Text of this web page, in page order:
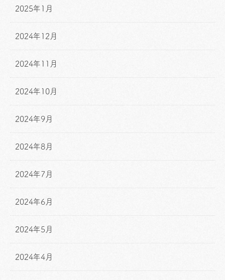
2025年1月
2024年12月
2024年11月
2024年10月
2024年9月
2024年8月
2024年7月
2024年6月
2024年5月
2024年4月